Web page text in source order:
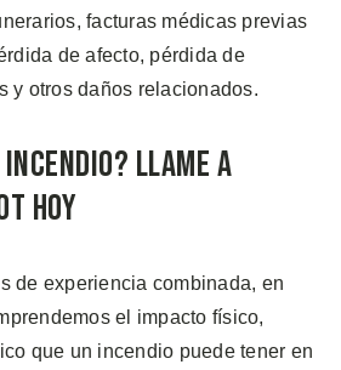
facturas médicas previas
de afecto, pérdida de
y otros daños relacionados.
Llame a
Hoy
de experiencia combinada, en
el impacto físico,
que un incendio puede tener en